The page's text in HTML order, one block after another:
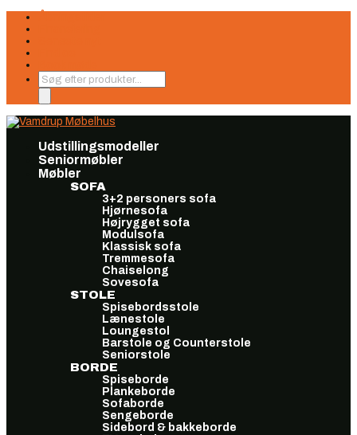
Products
search
Udstillingsmodeller
Seniormøbler
Møbler
SOFA
3+2 personers sofa
Hjørnesofa
Højrygget sofa
Modulsofa
Klassisk sofa
Tremmesofa
Chaiselong
Sovesofa
STOLE
Spisebordsstole
Lænestole
Loungestol
Barstole og Counterstole
Seniorstole
BORDE
Spiseborde
Plankeborde
Sofaborde
Sengeborde
Sidebord & bakkeborde